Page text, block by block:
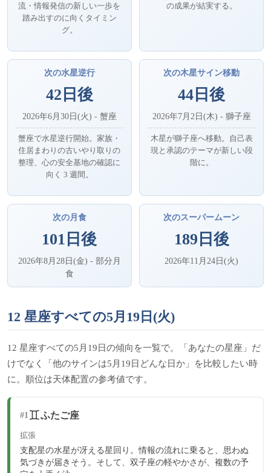
流・情報発信の新しい一歩を
踏み出すのに向くタイミン
グ。
の成果が結実する。
次の水星逆行
42日後
2026年6月30日(火) - 蟹座
蟹座で水星逆行開始。家族・
住居まわりの古いやり取りの
整理、心の安全基地の確認に
向く 3 週間。
次の木星サイン移動
44日後
2026年7月2日(木) - 獅子座
木星が獅子座へ移動。自己表
現と承認のテーマが新しい段
階に。
次の月食
101日後
2026年8月28日(金) - 部分月
食
次のスーパームーン
189日後
2026年11月24日(火)
12 星座すべての5月19日(火)
12 星座すべての5月19日の傾向を一覧で。「あなたの星座」だ
けでなく「他のサインは5月19日どんな日か」を比較したい時
に。順位は天体配置の参考値です。
#1 ♊ふたご座
拡張
支配星の水星が冴える星回り。情報の流れに乗ると、思わぬ
気づきが届きそう。そして、双子座の軽やかさが、複数の予